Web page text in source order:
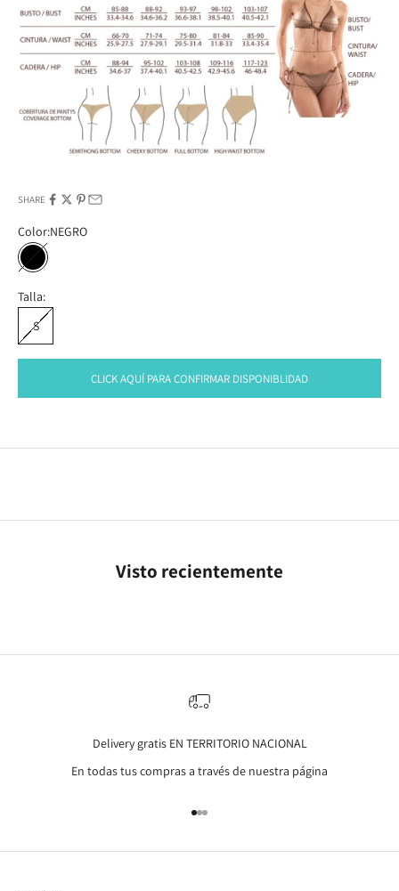
SHARE
Color:NEGRO
NEGRO
Talla:
S
CLICK AQUÍ PARA CONFIRMAR DISPONIBLIDAD
Visto recientemente
Delivery gratis EN TERRITORIO NACIONAL
En todas tus compras a través de nuestra página
Go to item 1
Go to item 2
Go to item 3